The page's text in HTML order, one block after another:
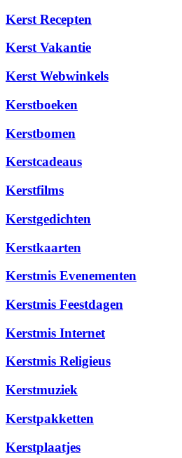
Kerst Recepten
Kerst Vakantie
Kerst Webwinkels
Kerstboeken
Kerstbomen
Kerstcadeaus
Kerstfilms
Kerstgedichten
Kerstkaarten
Kerstmis Evenementen
Kerstmis Feestdagen
Kerstmis Internet
Kerstmis Religieus
Kerstmuziek
Kerstpakketten
Kerstplaatjes